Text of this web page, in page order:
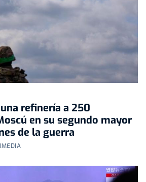
refinería a 250
en su segundo mayor
de la guerra